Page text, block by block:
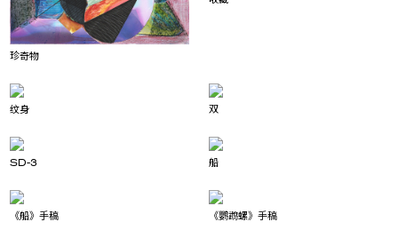
珍奇物
纹身 双
SD-3 船
《船》手稿 《鹦鹉螺》手稿